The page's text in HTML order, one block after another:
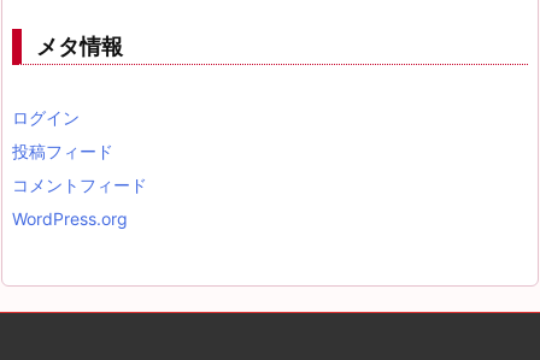
メタ情報
ログイン
投稿フィード
コメントフィード
WordPress.org